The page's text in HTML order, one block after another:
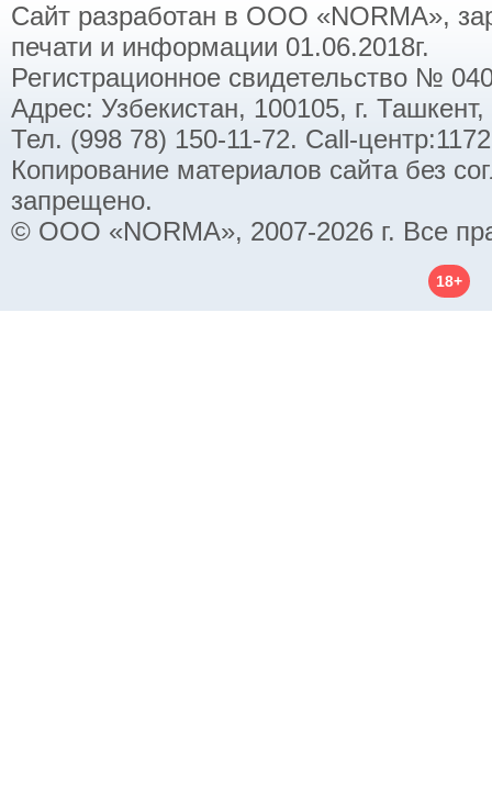
Сайт разработан в ООО «NORMA»,
печати и информации 01.06.2018г.
Регистрационное свидетельство №
Адрес: Узбекистан, 100105, г.
Тел. (998 78) 150-11-72. Call-
Копирование материалов сайта без
запрещено.
© ООО «NORMA», 2007-2026 г. Все
18+